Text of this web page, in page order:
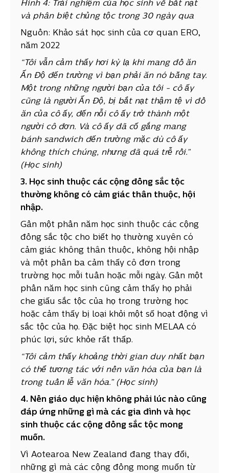
Hình4: Trải nghiệm của học sinh về bắt nạt
và phân biệt chủng tộc trong 30 ngày qua
Nguồn: Khảo sát học sinh của cơ quan ERO,
năm 2022
“Tôi vẫn cảm thấy hơi kỳ lạ khi mang đồ ăn
Ấn Độ đến trường vì bạn phải ăn nó bằng tay.
Một trong những người bạn của tôi - cô ấy
cũng là người Ấn Độ, bị bắt nạt thậm tệ vì đồ
ăn của cô ấy, đến nỗi cô ấy trở thành một
người cô đơn. Và cô ấy đã cố gắng mang
bánh sandwich đến trường mặc dù cô ấy
không thích chúng, nhưng đã quá trễ rồi.”
(Học sinh)
3. Học sinh thuộc các cộng đồng sắc tộc
thường không có cảm giác thân thuộc, hội
nhập.
Gần một phần năm học sinh thuộc các cộng
đồng sắc tộc cho biết họ thường xuyên có
cảm giác không thân thuộc, không hội nhập
và một phần ba cảm thấy cô đơn trong
trường học mỗi tuần hoặc mỗi ngày. Gần một
phần năm học sinh cũng cảm thấy họ phải
che giấu sắc tộc của họ trong trường học
hoặc cảm thấy bị loại khỏi một số hoạt động vì
sắc tộc của họ. Đặc biệt học sinh MELAA có
phúc lợi, sức khỏe rất thấp.
“Tôi cảm thấy khoảng thời gian duy nhất bạn
có thể tương tác với nền văn hóa của bạn là
trong tuần lễ văn hóa.” (Học sinh)
4. Nền giáo dục hiện không phải lúc nào cũng
đáp ứng những gì mà các gia đình và học
sinh thuộc các cộng đồng sắc tộc mong
muốn.
Vì Aotearoa New Zealand đang thay đổi,
những gì mà các cộng đồng mong muốn từ